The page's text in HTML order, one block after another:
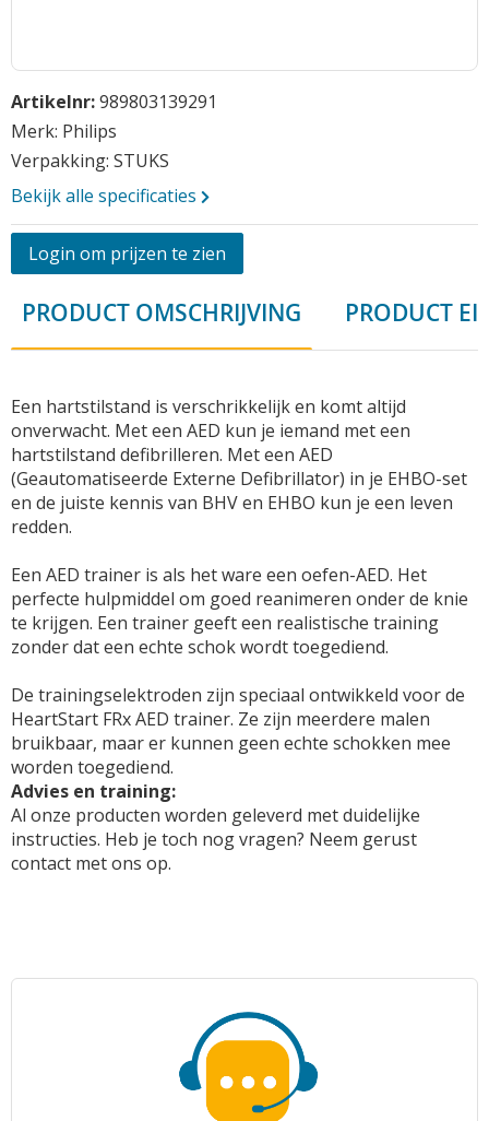
Artikelnr:989803139291
Merk: Philips
Verpakking: STUKS
Bekijk alle specificaties
Login om prijzen te zien
naar
het
begin
de
afbeeldingen-
gallerij
PRODUCT OMSCHRIJVING PRODUCT
Een hartstilstand is verschrikkelijk en komt altijd
onverwacht. Met een AED kun je iemand met een
hartstilstand defibrilleren. Met een AED
(Geautomatiseerde Externe Defibrillator) in je EHBO-set
en de juiste kennis van BHV en EHBO kun je een leven
redden.
Een AED trainer is als het ware een oefen-AED. Het
perfecte hulpmiddel om goed reanimeren onder de knie
te krijgen. Een trainer geeft een realistische training
zonder dat een echte schok wordt toegediend.
De trainingselektroden zijn speciaal ontwikkeld voor de
HeartStart FRx AED trainer. Ze zijn meerdere malen
bruikbaar, maar er kunnen geen echte schokken mee
worden toegediend.
Advies en training:
Al onze producten worden geleverd met duidelijke
instructies. Heb je toch nog vragen? Neem gerust
contact met ons op.